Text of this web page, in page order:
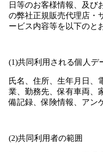
日等のお客様情報、及び
の弊社正規販売代理店・
ービス内容等を以下のと
(1)共同利用される個人デ
氏名、住所、生年月日、
業、勤務先、保有車両、
備記録、保険情報、アン
(2)共同利用者の範囲